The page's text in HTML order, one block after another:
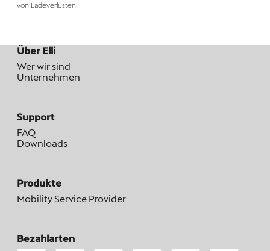
von Ladeverlusten.
Über Elli
Wer wir sind
Unternehmen
Support
FAQ
Downloads
Produkte
Mobility Service Provider
Bezahlarten